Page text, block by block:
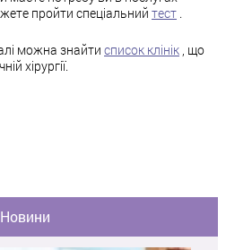
пройти спеціальний тест .
можна знайти список клінік , що
хірургії.
Новини